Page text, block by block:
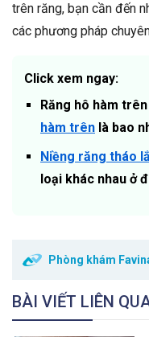
trên răng, bạn cần đến
các phương pháp
Click xem ngay:
Răng hô hàm
hàm trên là bao
Niềng răng tháo
loại khác nhau ở
Phòng khám
BÀI VIẾT LIÊN